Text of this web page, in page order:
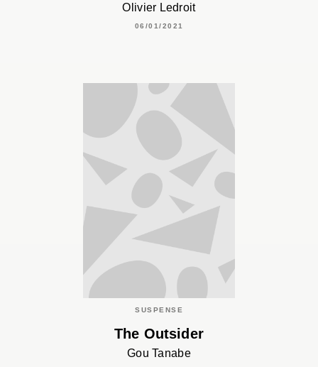
Olivier Ledroit
06/01/2021
SUSPENSE
The Outsider
Gou Tanabe